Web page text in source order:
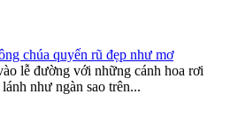
chúa quyến rũ đẹp như mơ
lễ đường với những cánh hoa rơi
như ngàn sao trên...